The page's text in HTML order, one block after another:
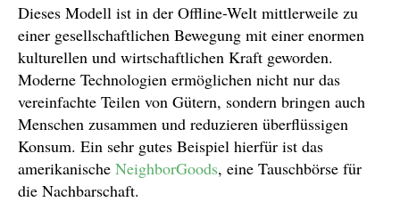
Dieses Modell ist in der Offline-Welt mittlerweile zu
einer gesellschaftlichen Bewegung mit einer enormen
kulturellen und wirtschaftlichen Kraft geworden.
Moderne Technologien ermöglichen nicht nur das
vereinfachte Teilen von Gütern, sondern bringen auch
Menschen zusammen und reduzieren überflüssigen
Konsum. Ein sehr gutes Beispiel hierfür ist das
amerikanische NeighborGoods, eine Tauschbörse für
die Nachbarschaft.